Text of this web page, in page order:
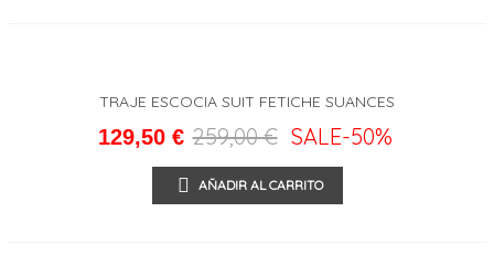
TRAJE ESCOCIA SUIT FETICHE SUANCES
129,50 € 259,00 € SALE-50%
AÑADIR AL CARRITO